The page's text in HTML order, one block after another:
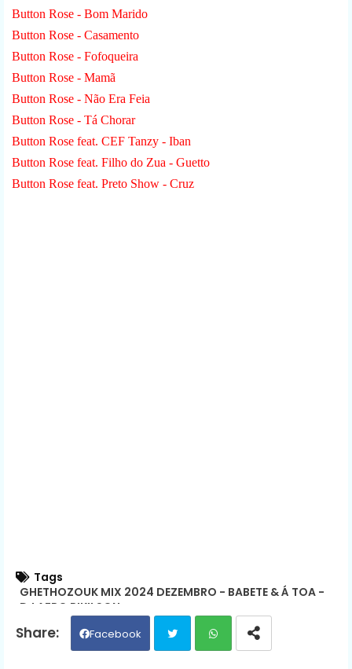
Button Rose - Bom Marido
Button Rose - Casamento
Button Rose - Fofoqueira
Button Rose - Mamã
Button Rose - Não Era Feia
Button Rose - Tá Chorar
Button Rose feat. CEF Tanzy - Iban
Button Rose feat. Filho do Zua - Guetto
Button Rose feat. Preto Show - Cruz
Tags
GHETHOZOUK MIX 2024 DEZEMBRO - BABETE & Á TOA -
DJ AFRO PIKILSON
Facebook